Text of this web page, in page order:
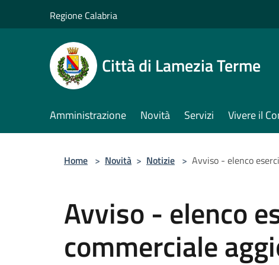
Regione Calabria
Città di Lamezia Terme
Amministrazione Novità Servizi Vivere il
Home > Novità > Notizie > Avviso - elenco
Avviso - elenco
commerciale